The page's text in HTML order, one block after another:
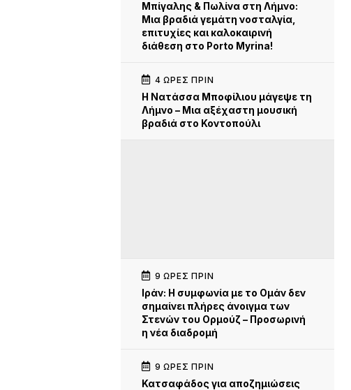
Μπίγαλης & Πωλίνα στη Λήμνο:
Μια βραδιά γεμάτη νοσταλγία,
επιτυχίες και καλοκαιρινή
διάθεση στο Porto Myrina!
4 ΏΡΕΣ ΠΡΙΝ
Η Νατάσσα Μποφίλιου μάγεψε τη
Λήμνο – Μια αξέχαστη μουσική
βραδιά στο Κοντοπούλι
9 ΏΡΕΣ ΠΡΙΝ
Iράν: Η συμφωνία με το Ομάν δεν
σημαίνει πλήρες άνοιγμα των
Στενών του Ορμούζ – Προσωρινή
η νέα διαδρομή
9 ΏΡΕΣ ΠΡΙΝ
Κατσαφάδος για αποζημιώσεις